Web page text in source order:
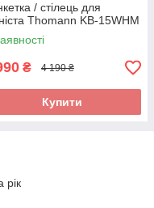
/ стілець для
Thomann KB-15WHM
₴ 4 190 ₴
Купити
рік